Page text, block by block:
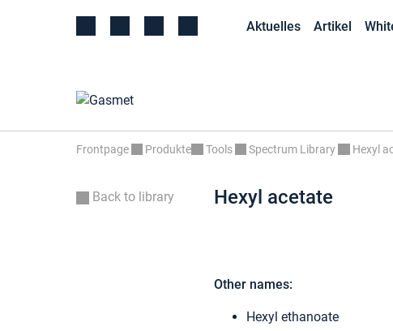
Aktuelles Artikel
Frontpage Produkte Tools Spectrum Library Hexyl
Back to library Hexyl acetate
Other names:
Hexyl ethanoate